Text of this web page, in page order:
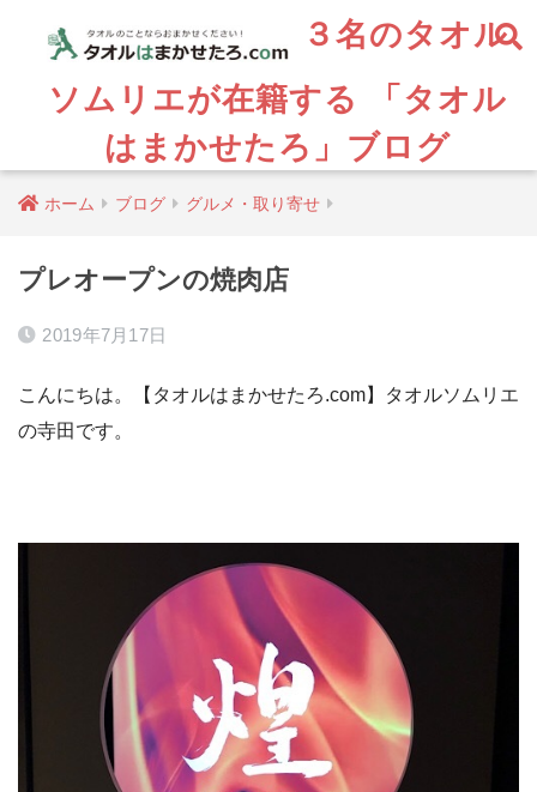
３名のタオル
ソムリエが在籍する 「タオル
はまかせたろ」ブログ
ホーム ブログ グルメ・取り寄せ
プレオープンの焼肉店
2019年7月17日
こんにちは。【タオルはまかせたろ.com】タオルソムリエ
の寺田です。